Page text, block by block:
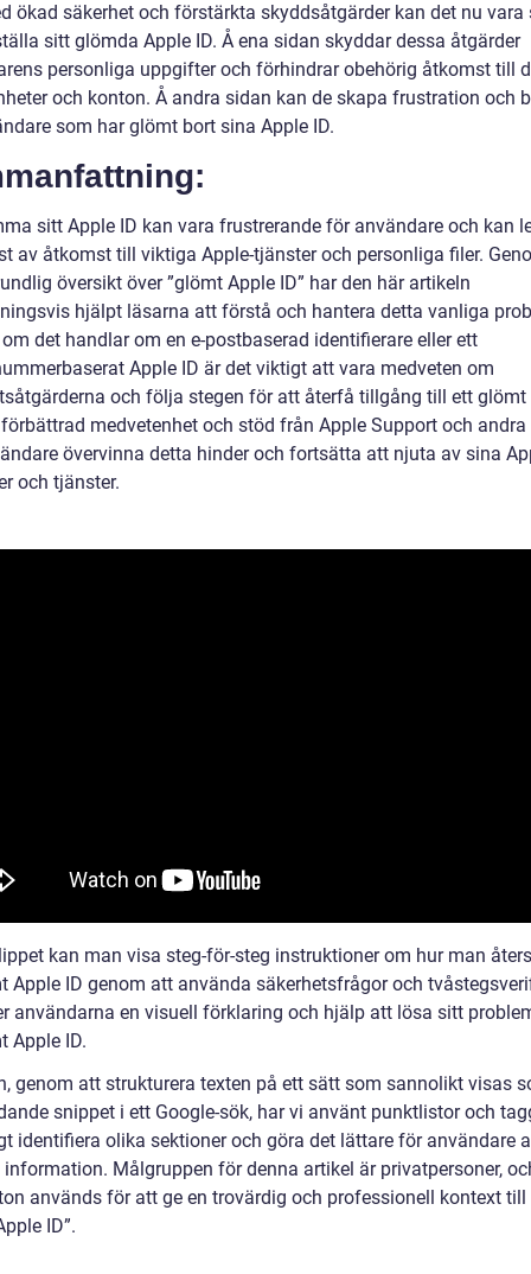
ökad säkerhet och förstärkta skyddsåtgärder kan det nu vara
sitt glömda Apple ID. Å ena sidan skyddar dessa åtgärder
personliga uppgifter och förhindrar obehörig åtkomst till
och konton. Å andra sidan kan de skapa frustration och
som har glömt bort sina Apple ID.
sitt Apple ID kan vara frustrerande för användare och kan
av åtkomst till viktiga Apple-tjänster och personliga filer.
översikt över ”glömt Apple ID” har den här artikeln
hjälpt läsarna att förstå och hantera detta vanliga
det handlar om en e-postbaserad identifierare eller ett
Apple ID är det viktigt att vara medveten om
och följa stegen för att återfå tillgång till ett glömt
medvetenhet och stöd från Apple Support och andra
övervinna detta hinder och fortsätta att njuta av sina
och tjänster.
kan man visa steg-för-steg instruktioner om hur man
Apple ID genom att använda säkerhetsfrågor och
användarna en visuell förklaring och hjälp att lösa sitt
Apple ID.
genom att strukturera texten på ett sätt som sannolikt visas
snippet i ett Google-sök, har vi använt punktlistor och
identifiera olika sektioner och göra det lättare för användare
information. Målgruppen för denna artikel är privatpersoner,
används för att ge en trovärdig och professionell kontext till
ID”.